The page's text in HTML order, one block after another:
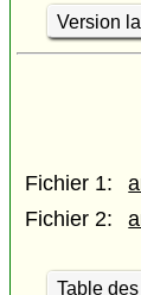
Version
Fichier 1:
Fichier 2:
Table